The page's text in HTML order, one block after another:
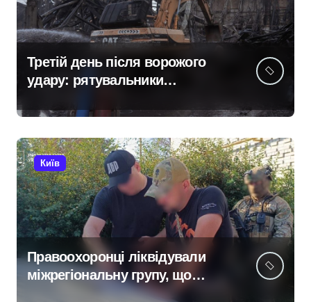
Третій день після ворожого
удару: рятувальники
масованої атаки в Київському
регіоні
Київ
Правоохоронці ліквідували
міжрегіональну групу, що
займалася вивезенням